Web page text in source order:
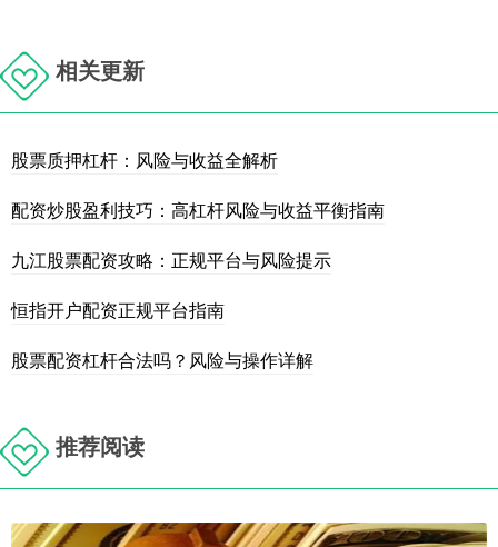
相关更新
股票质押杠杆：风险与收益全解析
配资炒股盈利技巧：高杠杆风险与收益平衡指南
九江股票配资攻略：正规平台与风险提示
恒指开户配资正规平台指南
股票配资杠杆合法吗？风险与操作详解
推荐阅读